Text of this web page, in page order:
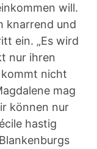
will.
knarrend und
ein. „Es wird
nur ihren
nicht
mag
können nur
hastig